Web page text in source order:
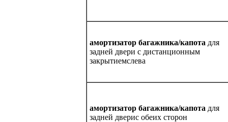
амортизатор багажника/капота для
задней двери с дистанционным
закрытиемслева
амортизатор багажника/капота для
задней дверис обеих сторон